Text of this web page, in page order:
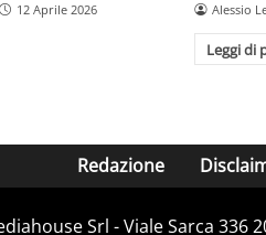
12 Aprile 2026 Alessio
Leggi di
Redazione
Srl - Viale Sarca 336